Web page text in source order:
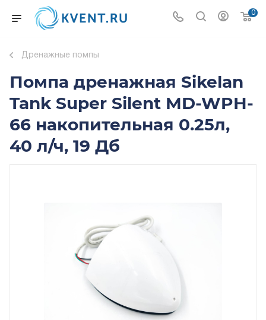
0
Дренажные помпы
Помпа дренажная Sikelan
Tank Super Silent MD-WPH-
66 накопительная 0.25л,
40 л/ч, 19 Дб